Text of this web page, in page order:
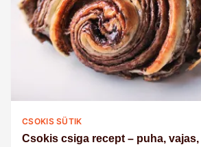
CSOKIS SÜTIK
Csokis csiga recept – puha, vajas,